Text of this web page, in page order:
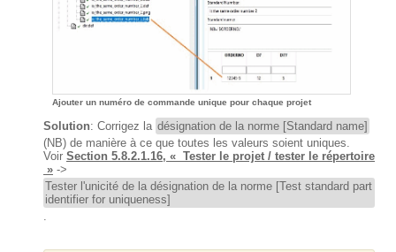
Ajouter un numéro de commande unique pour chaque projet
Solution: Corrigez la désignation de la norme [Standard name]
(NB) de manière à ce que toutes les valeurs soient uniques.
Voir Section 5.8.2.1.16, « Tester le projet / tester le répertoire
» ->
Tester l'unicité de la désignation de la norme [Test standard part
identifier for uniqueness]
.